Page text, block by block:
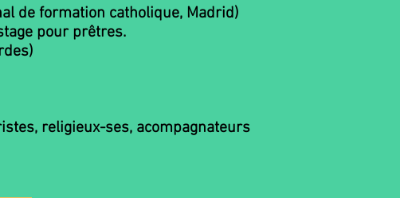
de formation catholique, Madrid)
pour prêtres.
religieux-ses, acompagnateurs